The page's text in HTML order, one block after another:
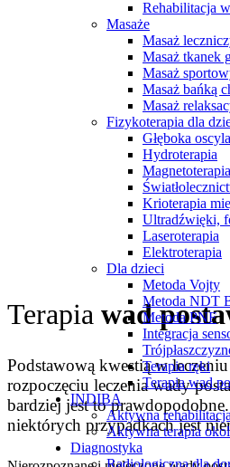
Rehabilitacja
Masaże
Masaż
Masaż tkanek
Masaż
Masaż bańką
Masaż
Fizykoterapia dla
Głęboka
Hydroterapia
Magnetoterapia
Krioterapia
Ultradźwięki,
Laseroterapia
Elektroterapia
Dla dzieci
Metoda Vojty
Metoda NDT
Metoda PNF
Integracja
Terapia ręki
Terapia wad
INDIBA
Aktywna rehabilitacja
Aktywna terapia
Diagnostyka
Radiologiczna dla
Terapia wad
Podstawową kwestią w
rozpoczęciu leczenia wady
bardziej jest to
niektórych przypadkach jest